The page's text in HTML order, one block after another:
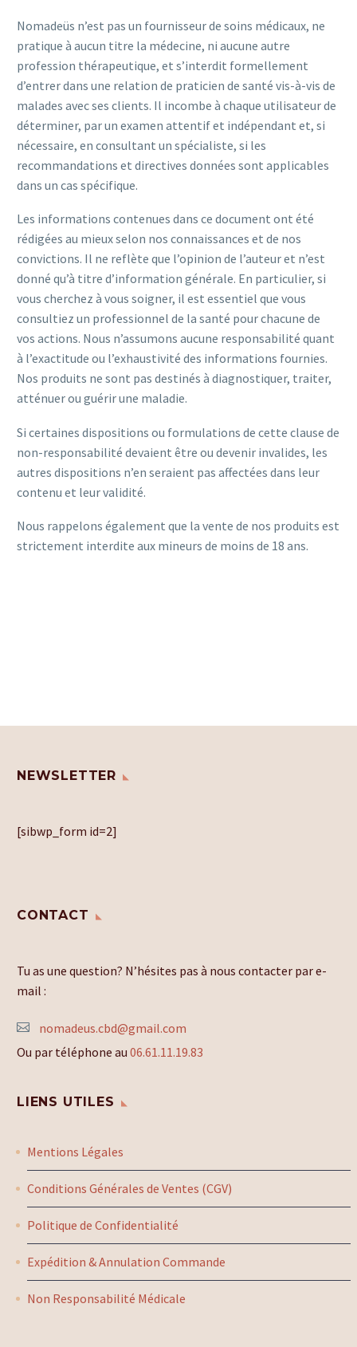
Nomadeüs n’est pas un fournisseur de soins médicaux, ne
pratique à aucun titre la médecine, ni aucune autre
profession thérapeutique, et s’interdit formellement
d’entrer dans une relation de praticien de santé vis-à-vis de
malades avec ses clients. Il incombe à chaque utilisateur de
déterminer, par un examen attentif et indépendant et, si
nécessaire, en consultant un spécialiste, si les
recommandations et directives données sont applicables
dans un cas spécifique.
Les informations contenues dans ce document ont été
rédigées au mieux selon nos connaissances et de nos
convictions. Il ne reflète que l’opinion de l’auteur et n’est
donné qu’à titre d’information générale. En particulier, si
vous cherchez à vous soigner, il est essentiel que vous
consultiez un professionnel de la santé pour chacune de
vos actions. Nous n’assumons aucune responsabilité quant
à l’exactitude ou l’exhaustivité des informations fournies.
Nos produits ne sont pas destinés à diagnostiquer, traiter,
atténuer ou guérir une maladie.
Si certaines dispositions ou formulations de cette clause de
non-responsabilité devaient être ou devenir invalides, les
autres dispositions n’en seraient pas affectées dans leur
contenu et leur validité.
Nous rappelons également que la vente de nos produits est
strictement interdite aux mineurs de moins de 18 ans.
NEWSLETTER
[sibwp_form id=2]
CONTACT
Tu as une question? N’hésites pas à nous contacter par e-
mail :
nomadeus.cbd@gmail.com
Ou par téléphone au 06.61.11.19.83
LIENS UTILES
Mentions Légales
Conditions Générales de Ventes (CGV)
Politique de Confidentialité
Expédition & Annulation Commande
Non Responsabilité Médicale